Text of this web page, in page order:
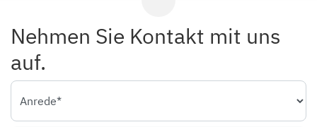
Nehmen Sie Kontakt mit uns
auf.
Anrede